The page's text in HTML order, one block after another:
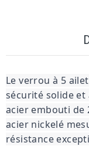
Le verrou à 5
sécurité solide
acier embouti de
acier nickelé
résistance